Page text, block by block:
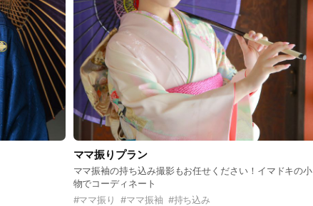
ママ振りプラン
ママ振袖の持ち込み撮影もお任せください！イマドキの小
物でコーディネート
#ママ振り #ママ振袖 #持ち込み